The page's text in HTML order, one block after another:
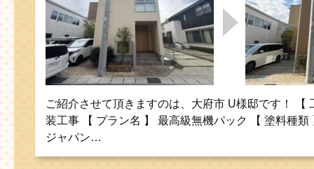
ご紹介させて頂きますのは、大府市 U様邸です！ 【
装工事 【 プラン名 】 最高級無機パック 【 塗料種類
ジャパン…